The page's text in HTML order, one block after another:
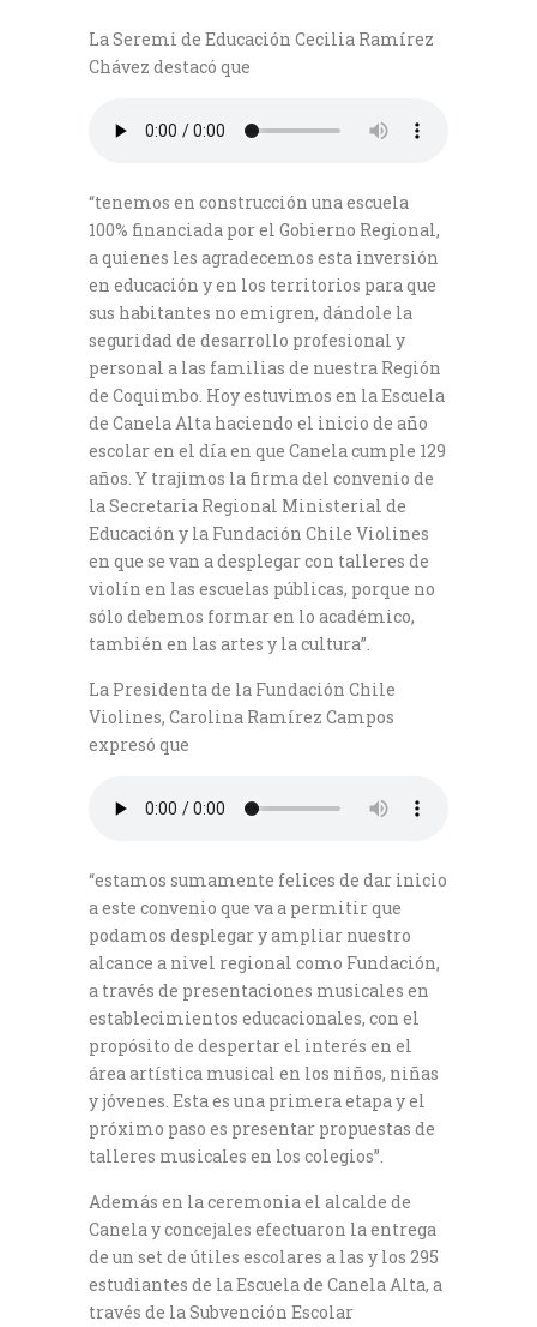
La Seremi de Educación Cecilia Ramírez
Chávez destacó que
“tenemos en construcción una escuela
100% financiada por el Gobierno Regional,
a quienes les agradecemos esta inversión
en educación y en los territorios para que
sus habitantes no emigren, dándole la
seguridad de desarrollo profesional y
personal a las familias de nuestra Región
de Coquimbo. Hoy estuvimos en la Escuela
de Canela Alta haciendo el inicio de año
escolar en el día en que Canela cumple 129
años. Y trajimos la firma del convenio de
la Secretaria Regional Ministerial de
Educación y la Fundación Chile Violines
en que se van a desplegar con talleres de
violín en las escuelas públicas, porque no
sólo debemos formar en lo académico,
también en las artes y la cultura”.
La Presidenta de la Fundación Chile
Violines, Carolina Ramírez Campos
expresó que
“estamos sumamente felices de dar inicio
a este convenio que va a permitir que
podamos desplegar y ampliar nuestro
alcance a nivel regional como Fundación,
a través de presentaciones musicales en
establecimientos educacionales, con el
propósito de despertar el interés en el
área artística musical en los niños, niñas
y jóvenes. Esta es una primera etapa y el
próximo paso es presentar propuestas de
talleres musicales en los colegios”.
Además en la ceremonia el alcalde de
Canela y concejales efectuaron la entrega
de un set de útiles escolares a las y los 295
estudiantes de la Escuela de Canela Alta, a
través de la Subvención Escolar